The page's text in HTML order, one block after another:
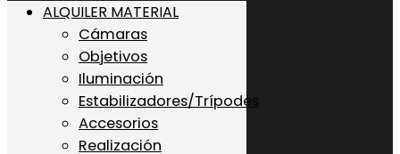
ALQUILER MATERIAL
Cámaras
Objetivos
Iluminación
Estabilizadores/Trípodes
Accesorios
Realización